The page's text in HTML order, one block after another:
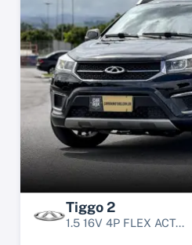
Tiggo 2
1.5 16V 4P FLEX ACT...